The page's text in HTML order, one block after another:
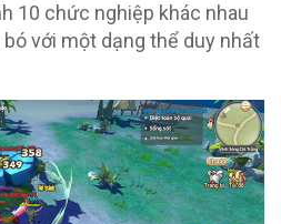
10 chức nghiệp khác nhau
với một dạng thể duy nhất